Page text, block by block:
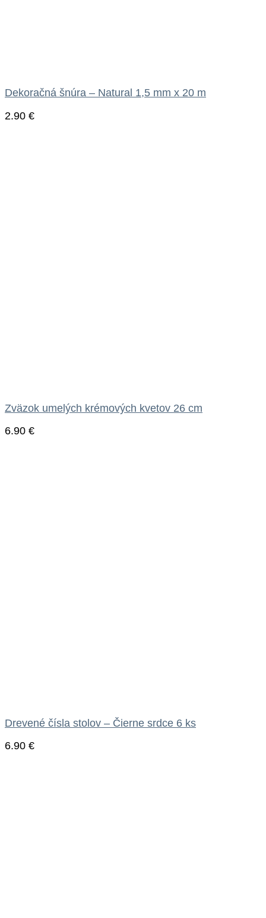
Dekoračná šnúra – Natural 1,5 mm x 20 m
2.90 €
Zväzok umelých krémových kvetov 26 cm
6.90 €
Drevené čísla stolov – Čierne srdce 6 ks
6.90 €